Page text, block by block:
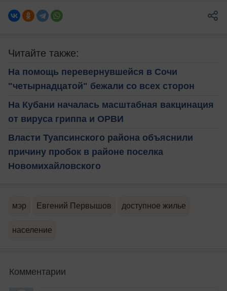
Читайте также:
На помощь перевернувшейся в Сочи
"четырнадцатой" бежали со всех сторон
На Кубани началась масштабная вакцинация
от вируса гриппа и ОРВИ
Власти Туапсинского района объяснили
причину пробок в районе поселка
Новомихайловского
мэр Евгений Первышов доступное жилье
население
Комментарии